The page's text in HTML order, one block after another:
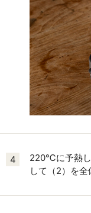
4
220℃に予熱し
して（2）を全